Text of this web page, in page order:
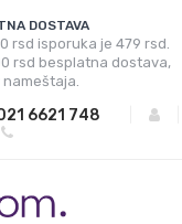
DOSTAVA
rsd isporuka je 479 rsd.
rsd besplatna dostava,
nameštaja.
6621 748